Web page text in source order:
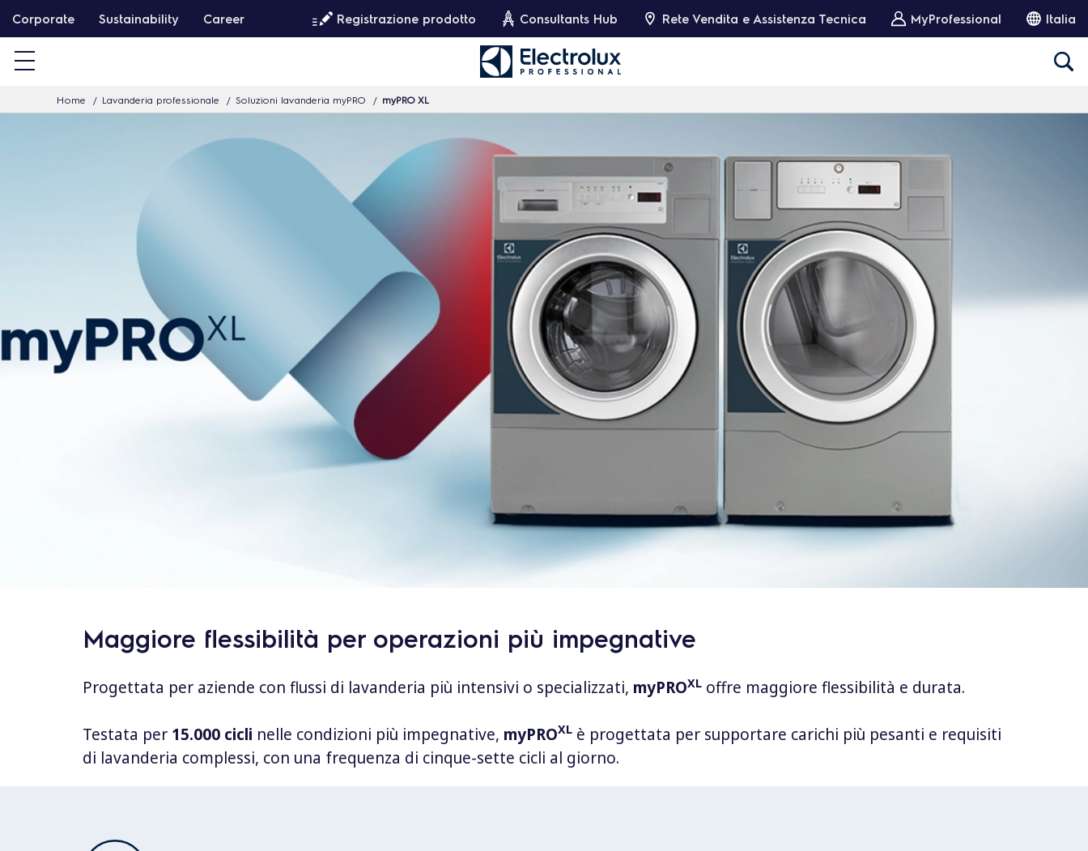
a
o
Corporate Sustainability Career Registrazione prodotto Consultants Hub Rete Vendita e Assistenza Tecnica MyProfessional Italia
Home Lavanderia professionale Soluzioni lavanderia myPRO myPRO XL
Maggiore flessibilità per operazioni più impegnative
Progettata per aziende con flussi di lavanderia più intensivi o specializzati, myPROXL offre maggiore flessibilità e durata.
Testata per 15.000 cicli nelle condizioni più impegnative, myPROXL è progettata per supportare carichi più pesanti e requisiti
di lavanderia complessi, con una frequenza di cinque-sette cicli al giorno.